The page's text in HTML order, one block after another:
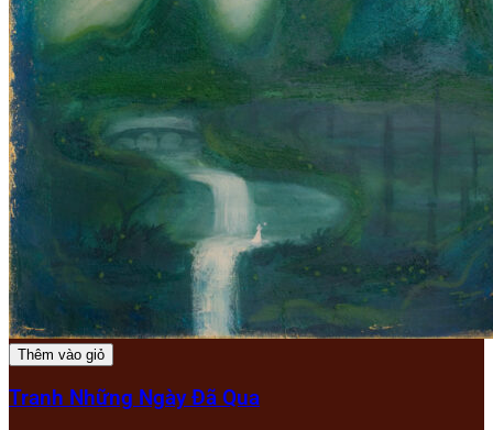
Thêm vào giỏ
Tranh Những Ngày Đã Qua